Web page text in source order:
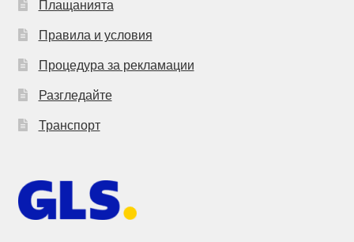
Плащанията
Правила и условия
Процедура за рекламации
Разгледайте
Транспорт